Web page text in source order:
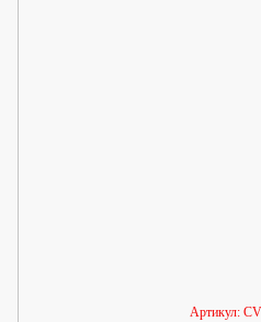
Артикул: